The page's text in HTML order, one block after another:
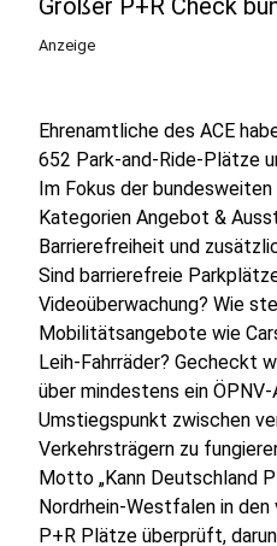
Großer P+R Check
Anzeige
Ehrenamtliche des ACE
652 Park-and-Ride-Plätze
Im Fokus der
Kategorien Angebot &
Barrierefreiheit und
Sind barrierefreie
Videoüberwachung? Wie
Mobilitätsangebote wie
Leih-Fahrräder? Gecheckt
über mindestens ein
Umstiegspunkt zwischen
Verkehrsträgern zu
Motto „Kann Deutschland
Nordrhein-Westfalen in
P+R Plätze überprüft,